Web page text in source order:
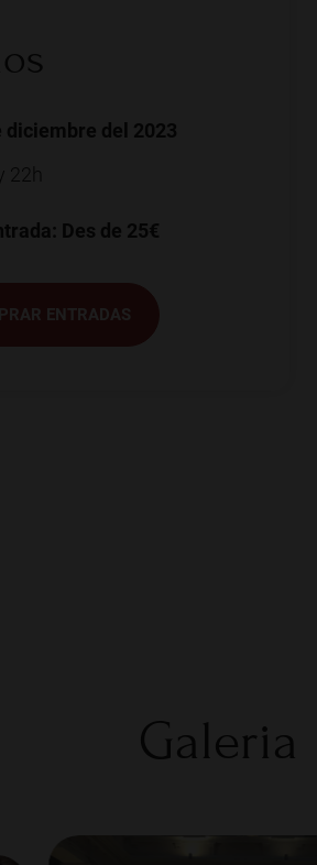
diciembre del 2023
22h
Des de 25€
Galeria